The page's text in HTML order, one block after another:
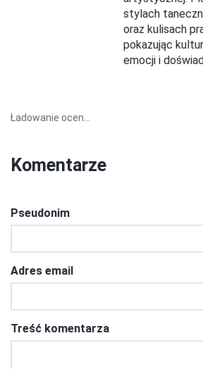
stylach
oraz kulisach
pokazując
emocji i
Ładowanie ocen...
Komentarze
Pseudonim
Adres email
Treść komentarza